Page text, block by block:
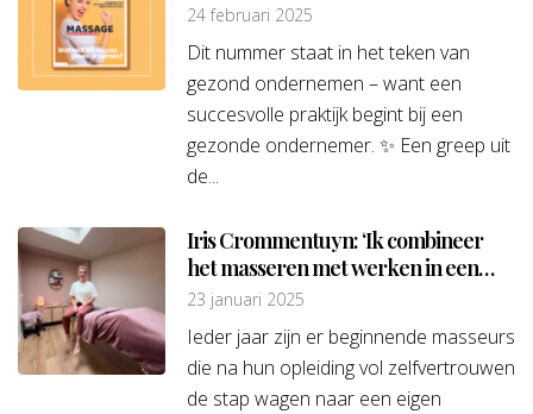
24 februari 2025
Dit nummer staat in het teken van
gezond ondernemen – want een
succesvolle praktijk begint bij een
gezonde ondernemer. ✨ Een greep uit
de...
Iris Crommentuyn: ‘Ik combineer
het masseren met werken in een
bakkerswinkel’
23 januari 2025
Ieder jaar zijn er beginnende masseurs
die na hun opleiding vol zelfvertrouwen
de stap wagen naar een eigen